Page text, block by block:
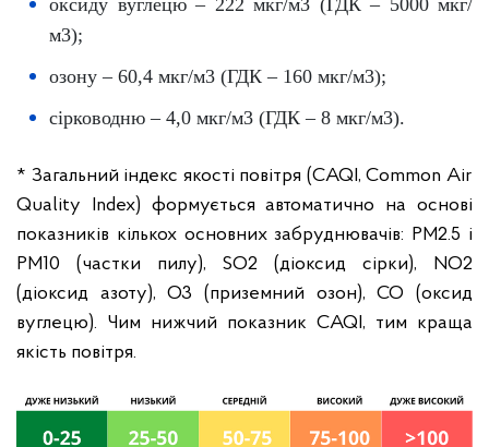
оксиду вуглецю – 222 мкг/м3 (ГДК – 5000 мкг/
м3);
озону – 60,4 мкг/м3 (ГДК – 160 мкг/м3);
сірководню – 4,0 мкг/м3 (ГДК – 8 мкг/м3).
* Загальний індекс якості повітря (CAQI, Common Air
Quality Index) формується автоматично на основі
показників кількох основних забруднювачів: PM2.5 і
PM10 (частки пилу), SO2 (діоксид сірки), NO2
(діоксид азоту), О3 (приземний озон), CO (оксид
вуглецю). Чим нижчий показник CAQI, тим краща
якість повітря.